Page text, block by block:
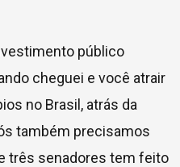
público
cheguei e você atrair
no Brasil, atrás da
também precisamos
três senadores tem feito